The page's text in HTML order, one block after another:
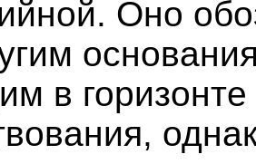
Оно
в горизонте